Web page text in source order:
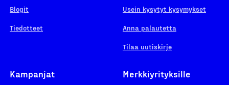
Blogit
Tiedotteet
Usein kysytyt kysymykset
Anna palautetta
Tilaa uutiskirje
Kampanjat Merkkiyrityksille